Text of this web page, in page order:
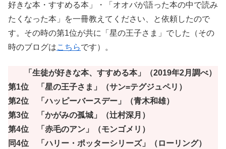
好きな本・すすめる本」・「オオバが語った本の中で読み
たくなった本」を一冊教えてください、と依頼したので
す。その時の第1位が共に「星の王子さま」でした（その
時のブログはこちらです）。
「生徒が好きな本、すすめる本」（2019年2月調べ）
第1位 「星の王子さま」（サン=テグジュペリ）
第2位 「ハッピーバースデー」（青木和雄）
第3位 「かがみの孤城」（辻村深月）
第4位 「赤毛のアン」（モンゴメリ）
同4位 「ハリー・ポッターシリーズ」（ローリング）